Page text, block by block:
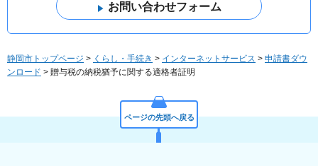
静岡市トップページ > くらし・手続き > インターネットサービス > 申請書ダウ
ンロード > 贈与税の納税猶予に関する適格者証明
ページの先頭へ戻る